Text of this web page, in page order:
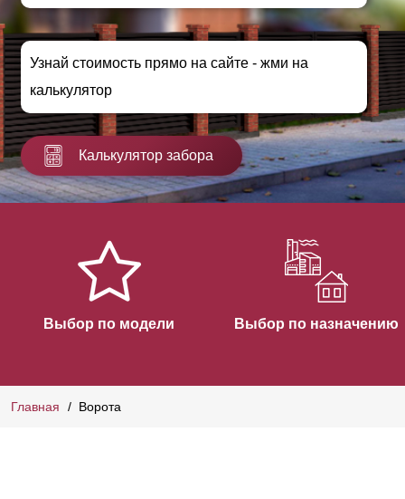
Узнай стоимость прямо на сайте - жми на
калькулятор
Калькулятор забора
Выбор по модели Выбор по назначению
Главная Ворота